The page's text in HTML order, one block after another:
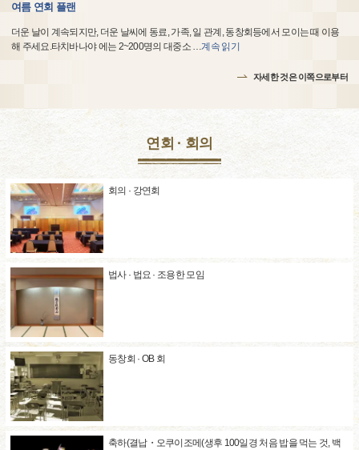
여름 연회 플랜
더운 날이 계속되지만, 더운 날씨에 동료, 가족, 일 관계, 동창회등에서 모이는 때 이용
해 주세요.타치바나야 에는 2~200명의 대중소 …계속 읽기
자세한 것은 이쪽으로부터
연회 · 회의
회의 · 강연회
법사 · 법요 · 조용한 모임
동창회 · OB 회
축하(결납・오쿠이조메(생후 100일경 처음 밥을 먹는 것, 백